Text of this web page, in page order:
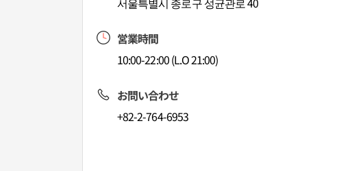
営業時間
10:00-22:00 (L.O 21:00)
お問い合わせ
+82-2-764-6953